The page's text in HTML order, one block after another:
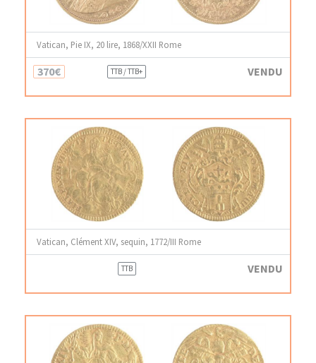
Vatican, Pie IX, 20 lire, 1868/XXII Rome
370€ TTB / TTB+ VENDU
Vatican, Clément XIV, sequin, 1772/III Rome
TTB VENDU